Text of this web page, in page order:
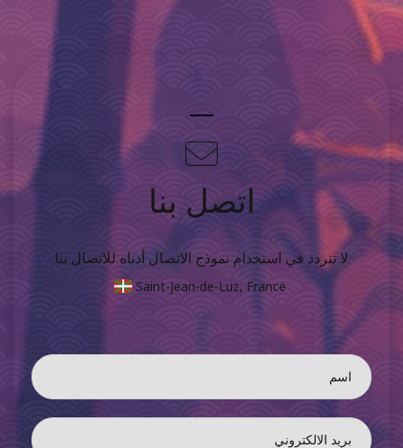
اتصل بنا
لا تتردد في استخدام نموذج الاتصال أدناه للاتصال بنا
اسم
بريد الالكتروني